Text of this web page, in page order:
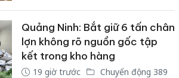
Quảng Ninh: Bắt giữ 6 tấn chân
lợn không rõ nguồn gốc tập
kết trong kho hàng
19 giờ trước Chuyển động 389